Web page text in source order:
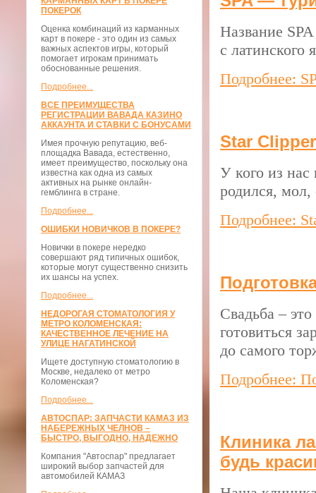
ПОКЕРОК
Оценка комбинаций из карманных
карт в покере - это один из самых
важных аспектов игры, который
помогает игрокам принимать
обоснованные решения.
Подробнее...
ВСЕ ПРЕИМУЩЕСТВА
РЕГИСТРАЦИИ ВАВАДА КАЗИНО
АККАУНТА И СТАВКИ С БОНУСАМИ
Имея прочную репутацию, веб-
площадка Вавада, естественно,
имеет преимущество, поскольку она
известна как одна из самых
активных на рынке онлайн-
гемблинга в стране.
Подробнее...
ОШИБКИ НОВИЧКОВ В ПОКЕРЕ?
Новички в покере нередко
совершают ряд типичных ошибок,
которые могут существенно снизить
их шансы на успех.
Подробнее...
НЕДОРОГАЯ СТОМАТОЛОГИЯ У
МЕТРО КОЛОМЕНСКАЯ:
КАЧЕСТВЕННОЕ ЛЕЧЕНИЕ НА
УЛИЦЕ НАГАТИНСКОЙ
Ищете доступную стоматологию в
Москве, недалеко от метро
Коломенская?
Подробнее...
АВТОСПАР: ЗАПЧАСТИ КАМАЗ ИЗ
НАБЕРЕЖНЫХ ЧЕЛНОВ –
БЫСТРО, ВЫГОДНО, НАДЕЖНО
Компания "Автоспар" предлагает
широкий выбор запчастей для
автомобилей КАМАЗ
Название
с латинского
Подробнее:
Star
У кого из нас
родился,
Подробнее:
Свадьба –
готовиться
до самого
Подробнее:
Клиника
будь